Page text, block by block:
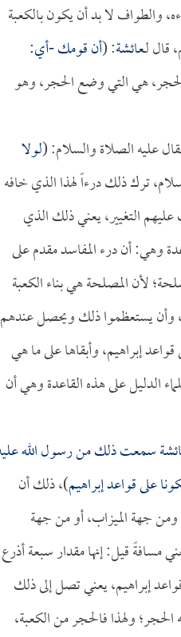
والطواف لا بد أن يكون بالكعبة
لـعائشة: (أن قومك -أي:
هي التي وضع الحجر، وهو
عليه الصلاة والسلام: (لولا
ترك ذلك درءاً لهذا الذي خافه
التغيير، يعني ذلك الذي
وهي: أن درء المفاسد مقدم على
لأن المصلحة هي بناء الكعبة
وأن يستعظموا ذلك ويحصل عندهم
إبراهيم، وأبقاها على ما هي
الدليل على هذه القاعدة وهي أن
سمعت ذلك من رسول الله
على قواعد إبراهيم)، ذلك أن
ومن جهة الميزاب، أو من جهة
مسافةً قيل: إنها مقدار سبعة أذرع
إبراهيم، يعني تصل إلى ذلك
ولهذا فالحجر من الكعبة،